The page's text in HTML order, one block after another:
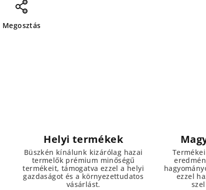
Megosztás
Helyi termékek
Büszkén kínálunk kizárólag hazai
termelők prémium minőségű
termékeit, támogatva ezzel a helyi
gazdaságot és a környezettudatos
vásárlást.
ezzel